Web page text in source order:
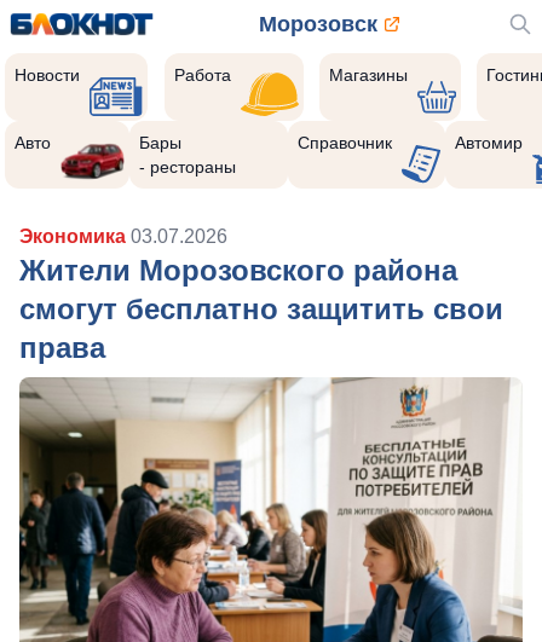
Морозовск
Новости Работа Магазины
Авто
Бары
- рестораны
Справочник Автомир
Экономика 03.07.2026
Жители Морозовского района
смогут бесплатно защитить свои
права